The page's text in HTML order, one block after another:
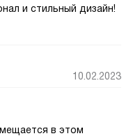
и стильный дизайн!
10.02.2023
в этом